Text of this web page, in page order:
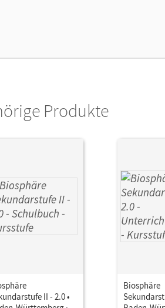
Verlag
Produkte
II - 2.0 •
Biosphäre